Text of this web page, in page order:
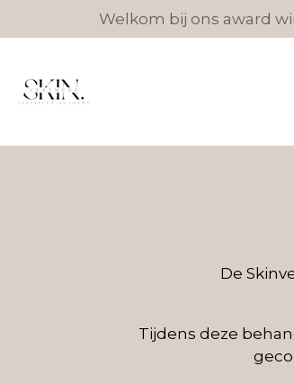
direct
hoofdinhoud
Welkom bij ons award
De
Tijdens deze